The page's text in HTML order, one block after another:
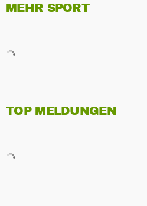
MEHR SPORT
TOP MELDUNGEN